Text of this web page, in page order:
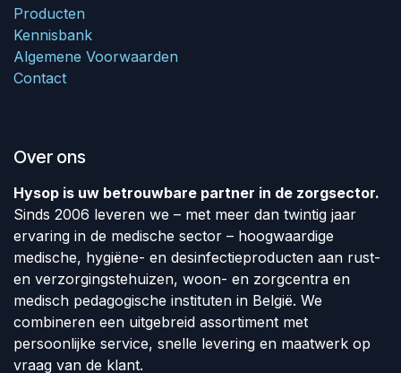
Producten
Kennisbank
Algemene Voorwaarden
Contact
Over ons
Hysop is uw betrouwbare partner in de zorgsector.
Sinds 2006 leveren we – met meer dan twintig jaar
ervaring in de medische sector – hoogwaardige
medische, hygiëne- en desinfectieproducten aan rust-
en verzorgingstehuizen, woon- en zorgcentra en
medisch pedagogische instituten in België. We
combineren een uitgebreid assortiment met
persoonlijke service, snelle levering en maatwerk op
vraag van de klant.